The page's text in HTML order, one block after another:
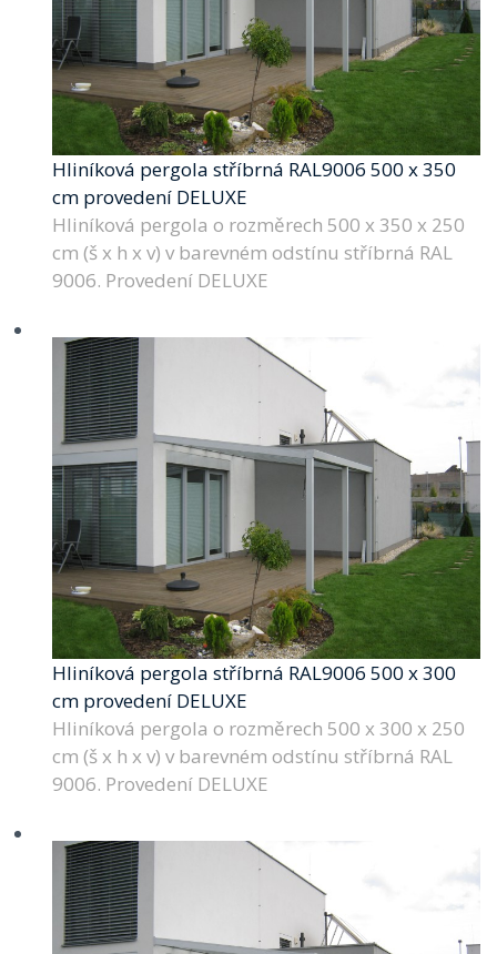
Hliníková pergola stříbrná RAL9006 500 x 350
cm provedení DELUXE
Hliníková pergola o rozměrech 500 x 350 x 250
cm (š x h x v) v barevném odstínu stříbrná RAL
9006. Provedení DELUXE
Hliníková pergola stříbrná RAL9006 500 x 300
cm provedení DELUXE
Hliníková pergola o rozměrech 500 x 300 x 250
cm (š x h x v) v barevném odstínu stříbrná RAL
9006. Provedení DELUXE